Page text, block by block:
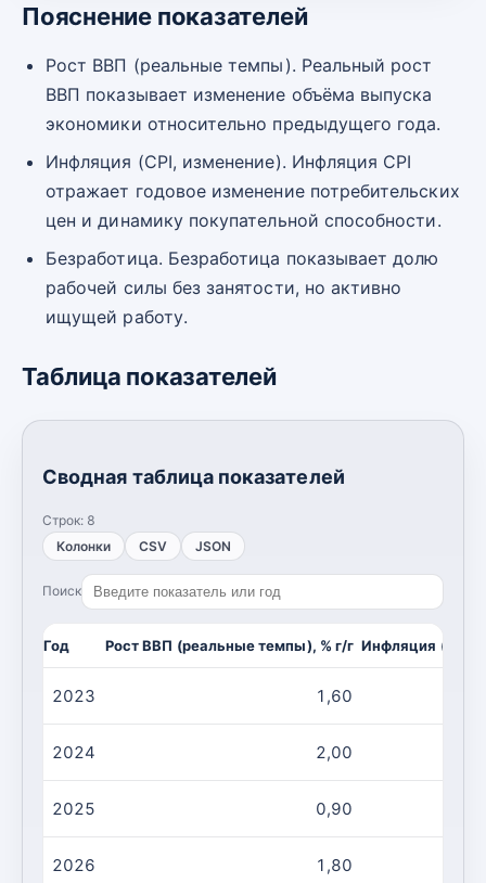
Пояснение показателей
Рост ВВП (реальные темпы). Реальный рост
ВВП показывает изменение объёма выпуска
экономики относительно предыдущего года.
Инфляция (CPI, изменение). Инфляция CPI
отражает годовое изменение потребительских
цен и динамику покупательной способности.
Безработица. Безработица показывает долю
рабочей силы без занятости, но активно
ищущей работу.
Таблица показателей
Сводная таблица показателей
Строк: 8
Колонки
CSV JSON
Поиск
Год Рост ВВП (реальные темпы), % г/г Инфляция (CPI,
2023 1,60
2024 2,00
2025 0,90
2026 1,80